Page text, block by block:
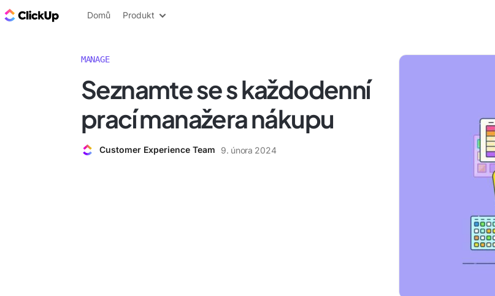
ClickUp blog
Domů Produkt
MANAGE
Seznamte se s každodenní
prací manažera nákupu
Customer Experience Team 9. února 2024